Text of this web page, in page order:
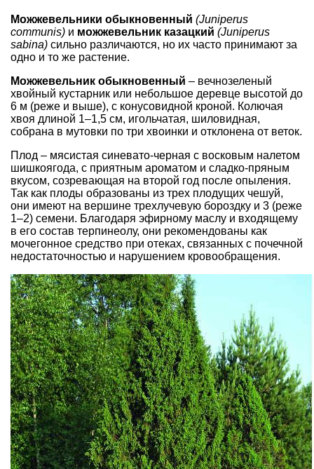
Можжевельники обыкновенный (Juniperus
communis) и можжевельник казацкий (Juniperus
sabina) сильно различаются, но их часто принимают за
одно и то же растение.
Можжевельник обыкновенный – вечнозеленый
хвойный кустарник или небольшое деревце высотой до
6 м (реже и выше), с конусовидной кроной. Колючая
хвоя длиной 1–1,5 см, игольчатая, шиловидная,
собрана в мутовки по три хвоинки и отклонена от веток.
Плод – мясистая синевато-черная с восковым налетом
шишкоягода, с приятным ароматом и сладко-пряным
вкусом, созревающая на второй год после опыления.
Так как плоды образованы из трех плодущих чешуй,
они имеют на вершине трехлучевую бороздку и 3 (реже
1–2) семени. Благодаря эфирному маслу и входящему
в его состав терпинеолу, они рекомендованы как
мочегонное средство при отеках, связанных с почечной
недостаточностью и нарушением кровообращения.